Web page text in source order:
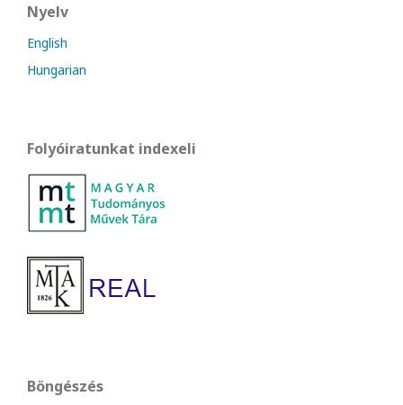
Nyelv
English
Hungarian
Folyóiratunkat indexeli
Böngészés